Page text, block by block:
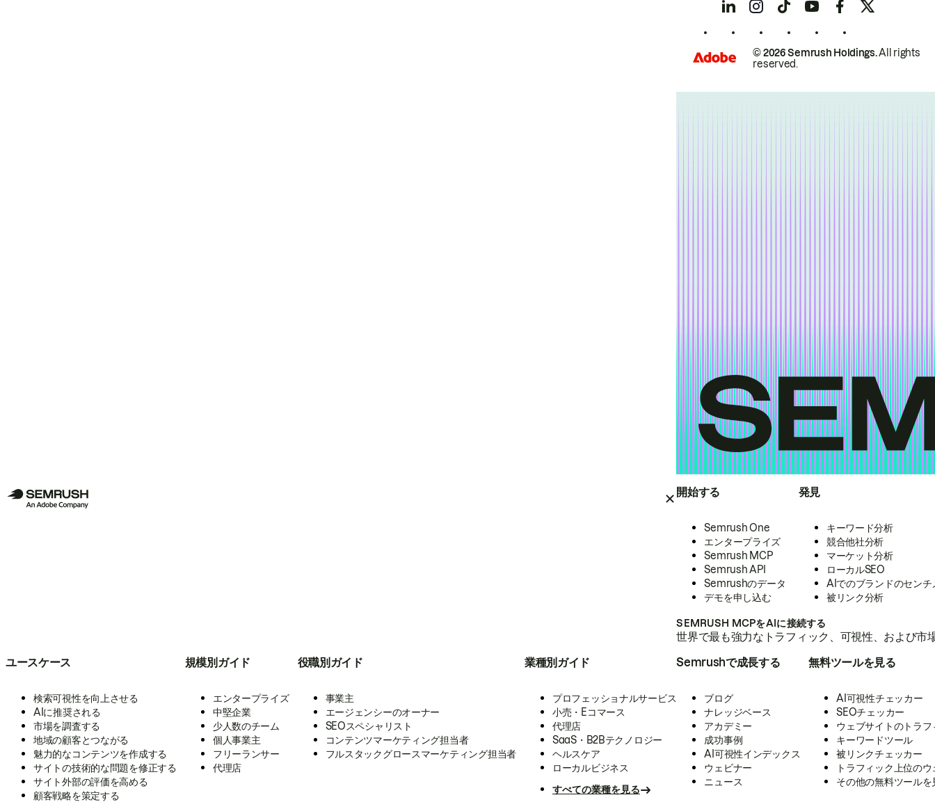
開始する
Semrush One
エンタープライズ
Semrush MCP
Semrush API
Semrushのデータ
デモを申し込む
発見
キーワード分析
競合他社分析
マーケット分析
ローカルSEO
AIでのブランドのセンチ
被リンク分析
SEMRUSH MCPをAIに接続する
世界で最も強力なトラフィック、可視性、および
ユースケース
検索可視性を向上させる
AIに推奨される
市場を調査する
地域の顧客とつながる
魅力的なコンテンツを作成する
サイトの技術的な問題を修正する
サイト外部の評価を高める
顧客戦略を策定する
規模別ガイド
エンタープライズ
中堅企業
少人数のチーム
個人事業主
フリーランサー
代理店
役職別ガイド
事業主
エージェンシーのオーナー
SEOスペシャリスト
コンテンツマーケティング担当者
フルスタックグロースマーケティング担当者
業種別ガイド
プロフェッショナルサービス
小売・Eコマース
代理店
SaaS・B2Bテクノロジー
ヘルスケア
ローカルビジネス
すべての業種を見る
Semrushで成長する
ブログ
ナレッジベース
アカデミー
成功事例
AI可視性インデックス
ウェビナー
ニュース
無料ツールを見る
AI可視性チェッカー
SEOチェッカー
ウェブサイトのトラ
キーワードツール
被リンクチェッカー
トラフィック上位の
その他の無料ツールを
© 2026 Semrush Holdings.All rights
reserved.